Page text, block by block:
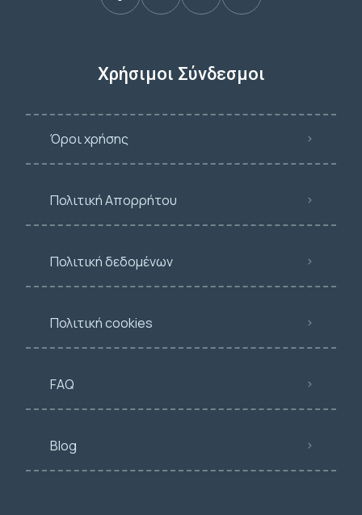
Χρήσιμοι Σύνδεσμοι
Όροι χρήσης
Πολιτική Απορρήτου
Πολιτική δεδομένων
Πολιτική cookies
FAQ
Blog